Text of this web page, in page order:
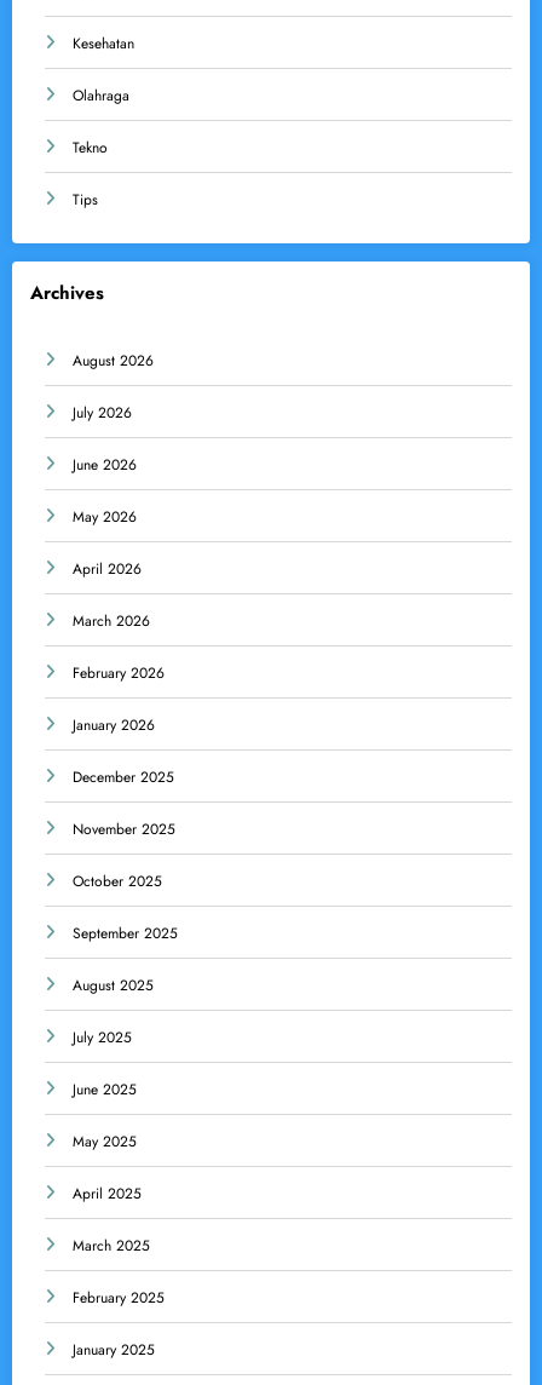
Kesehatan
Olahraga
Tekno
Tips
Archives
August 2026
July 2026
June 2026
May 2026
April 2026
March 2026
February 2026
January 2026
December 2025
November 2025
October 2025
September 2025
August 2025
July 2025
June 2025
May 2025
April 2025
March 2025
February 2025
January 2025